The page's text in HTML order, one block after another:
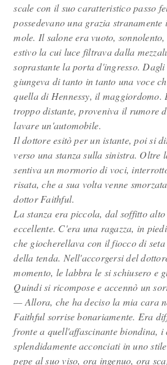
scale con il suo caratteristico passo
possedevano una grazia
mole. Il salone era vuoto,
estivo la cui luce filtrava dalla
soprastante la porta d'ingresso.
giungeva di tanto in tanto una voce
quella di Hennessy, il
troppo distante, proveniva il rumore
lavare un'automobile.
Il dottore esitò per un istante, poi si
verso una stanza sulla sinistra. Oltre
sentiva un mormorio di voci,
risata, che a sua volta venne
dottor Faithful.
La stanza era piccola, dal soffitto
eccellente. C'era una ragazza, in
che giocherellava con il fiocco di
della tenda. Nell'accorgersi del
momento, le labbra le si schiusero e
Quindi si ricompose e accennò un
— Allora, che ha deciso la mia cara
Faithful sorrise bonariamente. Era
fronte a quell'affascinante biondina,
splendidamente acconciati in uno
pepe al suo viso, ora ingenuo, ora